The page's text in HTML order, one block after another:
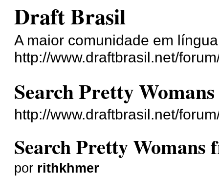
Draft Brasil
A maior comunidade em
http://www.draftbrasil.net/
Search Pretty
http://www.draftbrasil.net/
Search Pretty
por rithkhmer